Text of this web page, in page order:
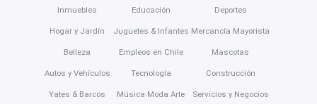
Inmuebles
Hogar y Jardín
Belleza
Autos y Vehículos
Yates & Barcos
Educación
Juguetes & Infantes
Empleos en Chile
Tecnología
Música Moda Arte
Deportes
Mercancía Mayorista
Mascotas
Construcción
Servicios y Negocios